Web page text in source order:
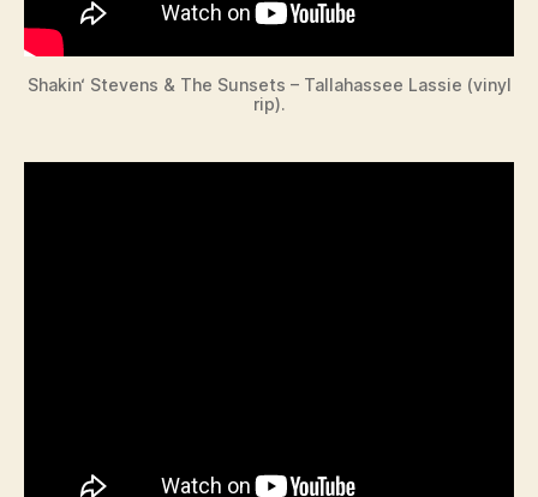
Shakin‘ Stevens & The Sunsets – Tallahassee Lassie (vinyl
rip).